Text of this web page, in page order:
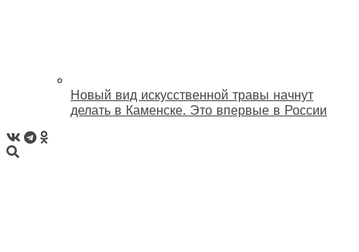
Новый вид искусственной травы начнут
делать в Каменске. Это впервые в России